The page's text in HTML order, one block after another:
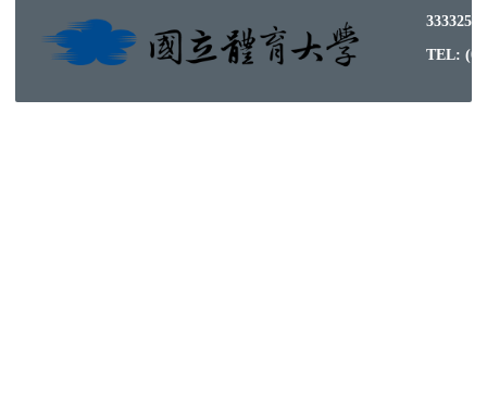
333325
TEL: